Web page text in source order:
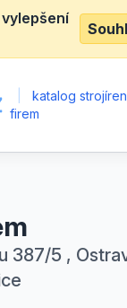
katalog
firem
387/5 ,